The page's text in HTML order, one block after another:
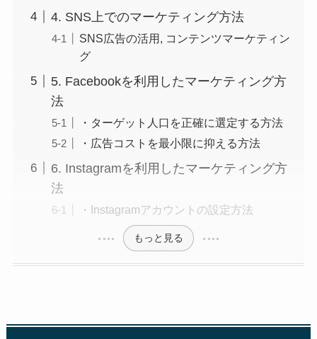
4. SNS上でのマーケティング方法
SNS広告の活用, コンテンツマーケティン
グ
5. Facebookを利用したマーケティング方
法
・ターゲット人口を正確に選定する方法
・広告コストを最小限に抑える方法
6. Instagramを利用したマーケティング方
法
・Instagramアカウントの設定方法
もっと見る